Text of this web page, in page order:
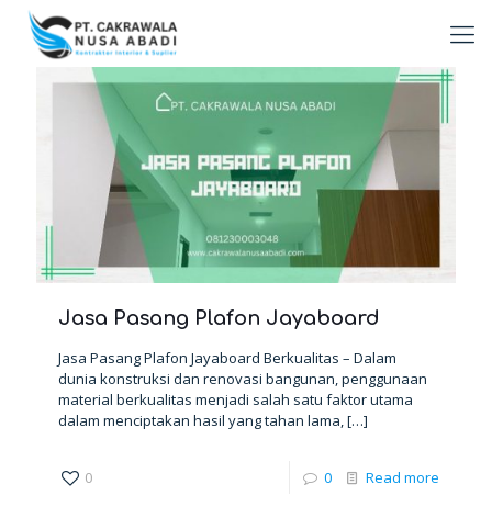
Jasa Pasang Plafon Jayaboard
Jasa Pasang Plafon Jayaboard Berkualitas – Dalam
dunia konstruksi dan renovasi bangunan, penggunaan
material berkualitas menjadi salah satu faktor utama
dalam menciptakan hasil yang tahan lama,[…]
0 0 Read more